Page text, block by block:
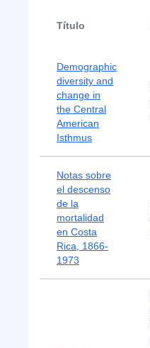
Título
Demographic
diversity and
change in
the Central
American
Isthmus
Notas sobre
el descenso
de la
mortalidad
en Costa
Rica, 1866-
1973